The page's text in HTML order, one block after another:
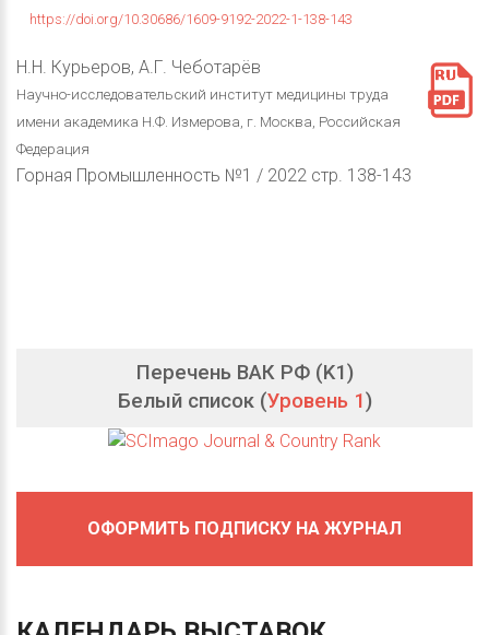
https://doi.org/10.30686/1609-9192-2022-1-138-143
Н.Н. Курьеров, А.Г. Чеботарёв
Научно-исследовательский институт медицины труда
имени академика Н.Ф. Измерова, г. Москва, Российская
Федерация
Горная Промышленность №1 / 2022 стр. 138-143
Перечень ВАК РФ (K1)
Белый список (Уровень 1)
ОФОРМИТЬ ПОДПИСКУ НА ЖУРНАЛ